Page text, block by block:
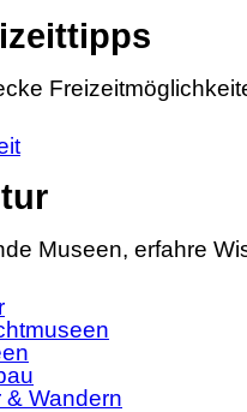
Museen, erfahre
& Wandern